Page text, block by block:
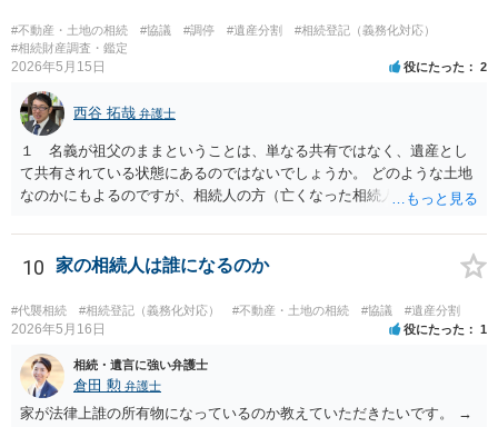
変更を促すことが出来るかどうか」を判断するためには、詳しい背景
事情が必要です。詳しい事情もとに、弁護士へ直接ご相談いただいた
方がよいでしょう。
#不動産・土地の相続 #協議 #調停 #遺産分割
#相続登記（義務化対応）
#相続財産調査・鑑定
2026年5月15日 役にたった 2
西谷 拓哉 弁護士
１ 名義が祖父のままということは、単なる共有ではなく、遺産とし
て共有されている状態にあるのではないでしょうか。 どのような土地
なのかにもよるのですが、相続人の方（亡くなった相続人がおられる
の申立てを行うことが考えられます。 たとえば、みなが要らない土地
建物ということであれば、遺産分割協議の中で、申立人のお父様が全
ることなどは一つ考えられるかなと思います。 なお、遺産としての共
有と、通常の共有が混在している場合はまた少し話が変わってきます
のでご留意ください。 ２ 法テラスの利用については各法律事務所に
直接お尋ねされるとよいと思います。一定の収入や預貯金がお父さま
にある場合は ご利用が難しい場合があります。
10 家の相続人は誰になるのか
#代襲相続 #相続登記（義務化対応） #不動産・土地の相続 #協議 #遺産分割
2026年5月16日 役にたった 1
相続・遺言に強い弁護士
倉田 勲 弁護士
家が法律上誰の所有物になっているのか教えていただきたいです。 →